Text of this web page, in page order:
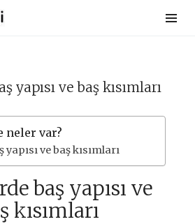
yapısı ve baş kısımları
neler var?
ve baş kısımları
baş yapısı ve
kısımları